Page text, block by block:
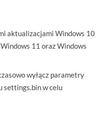
aktualizacjami Windows 10
11 oraz Windows
wyłącz parametry
settings.bin w celu